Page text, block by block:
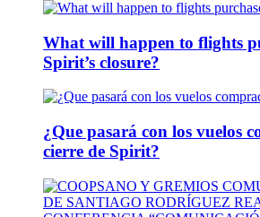
What will happen to flights
Spirit’s closure?
¿Que pasará con los vuelos
cierre de Spirit?